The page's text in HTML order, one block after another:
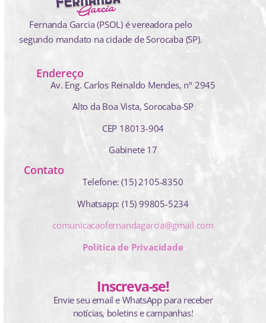
Fernanda Garcia (PSOL) é vereadora pelo
segundo mandato na cidade de Sorocaba (SP).
Endereço
Av. Eng. Carlos Reinaldo Mendes, nº 2945
Alto da Boa Vista, Sorocaba-SP
CEP 18013-904
Gabinete 17
Contato
Telefone: (15) 2105-8350
Whatsapp: (15) 99805-5234
comunicacaofernandagarcia@gmail.com
Política de Privacidade
Inscreva-se!
Envie seu email e WhatsApp para receber
notícias, boletins e campanhas!